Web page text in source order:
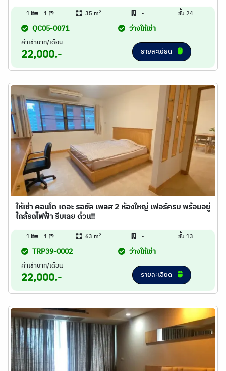
1 1 35 m2 - ชั้น 24
QC05-0071 ว่างให้เช่า
ค่าเช่าบาท/เดือน
22,000.- รายละเอียด
ให้เช่า คอนโด เดอะ รอยัล เพลส 2 ห้องใหญ่ เฟอร์ครบ พร้อมอยู่
ใกล้รถไฟฟ้า รีบเลย ด่วน!!
1 1 63 m2 - ชั้น 13
TRP39-0002 ว่างให้เช่า
ค่าเช่าบาท/เดือน
22,000.- รายละเอียด